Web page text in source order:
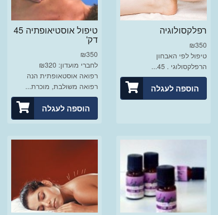
רפלקסולוגיה
₪350
טיפול לפי האבחון
הרפלקסולוגי . 45...
הוספה לעגלה
טיפול אוסטיאופתיה 45
דק'
₪350
לחברי מועדון: ₪320
רפואה אוסטאופתית הנה
רפואה משולבת, מוכרת...
הוספה לעגלה